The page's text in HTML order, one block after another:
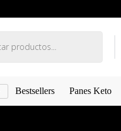
Bestsellers Panes Keto